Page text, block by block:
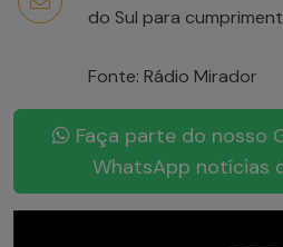
do Sul para
Fonte: Rádio Mirador
Faça parte do nosso
WhatsApp notícias